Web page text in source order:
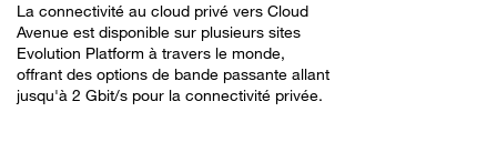
La connectivité au cloud privé vers Cloud
Avenue est disponible sur plusieurs sites
Evolution Platform à travers le monde,
offrant des options de bande passante allant
jusqu'à 2 Gbit/s pour la connectivité privée.